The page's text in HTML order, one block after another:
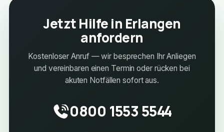
Jetzt Hilfe in Erlangen
anfordern
Kostenloser Anruf — wir besprechen Ihr Anliegen
und vereinbaren einen Termin oder rücken bei
akuten Notfällen sofort aus.
0800 1553 5544